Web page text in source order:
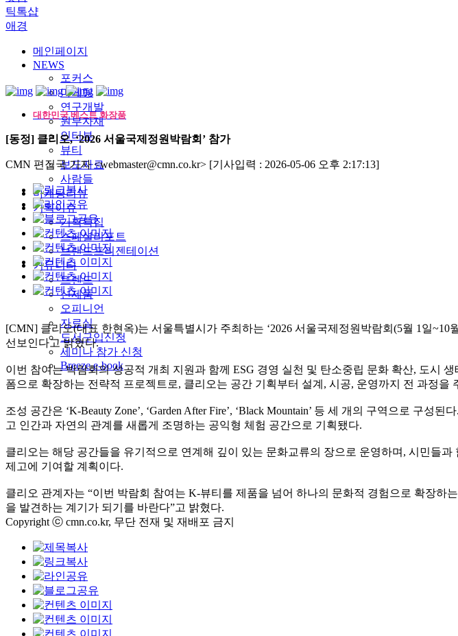
틱톡샵
애경
메인페이지
NEWS
포커스
마케팅
연구개발
원부자재
인터뷰
뷰티
보도자료
사람들
마케팅리뷰
기획이슈
기획특집
스페셜리포트
브랜드프리젠테이션
커뮤니티
트렌드
신제품
오피니언
자료실
도서구입신청
세미나 참가 신청
Breeze e-book
대한민국 베스트 화장품
[동정] 클리오, ‘2026 서울국제정원박람회’ 참가
CMN 편집국 기자 <webmaster@cmn.co.kr> [기사입력 : 2026-05-06 오후 2:17:13]
[CMN] 클리오(대표 한현옥)는 서울특별시가 주최하는 ‘2026 서울국제정원박람회(5월 1일~10
선보인다고 밝혔다.
이번 참여는 박람회의 성공적 개최 지원과 함께 ESG 경영 실천 및 탄소중립 문화 확산, 도시
폼으로 확장하는 전략적 프로젝트로, 클리오는 공간 기획부터 설계, 시공, 운영까지 전 과정
조성 공간은 ‘K-Beauty Zone’, ‘Garden After Fire’, ‘Black Mountain’ 등 세 개의 구역으로 구
고 인간과 자연의 관계를 새롭게 조명하는 공익형 체험 공간으로 기획됐다.
클리오는 해당 공간들을 유기적으로 연계해 깊이 있는 문화교류의 장으로 운영하며, 시민들
제고에 기여할 계획이다.
클리오 관계자는 “이번 박람회 참여는 K-뷰티를 제품을 넘어 하나의 문화적 경험으로 확장
을 발견하는 계기가 되기를 바란다”고 밝혔다.
Copyright ⓒ cmn.co.kr, 무단 전재 및 재배포 금지